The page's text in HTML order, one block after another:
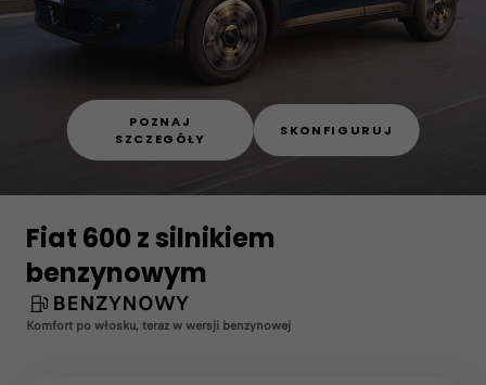
POZNAJ
SZCZEGÓŁY
SKONFIGURUJ
Fiat 600 z silnikiem
benzynowym
BENZYNOWY
Komfort po włosku, teraz w wersji benzynowej